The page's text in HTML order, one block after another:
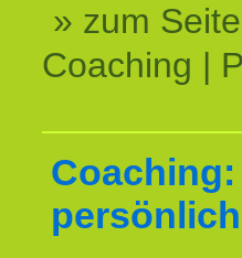
» zum
Coaching |